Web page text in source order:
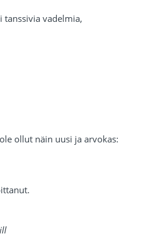
tanssivia vadelmia,
ollut näin uusi ja arvokas: